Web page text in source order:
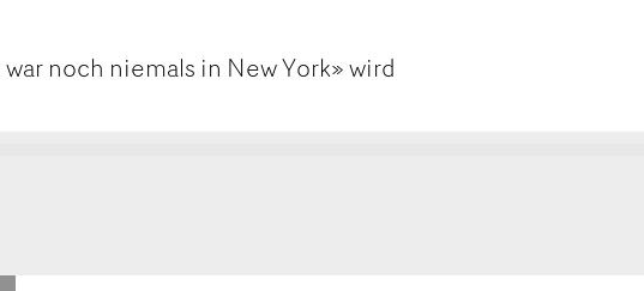
noch niemals in New York» wird